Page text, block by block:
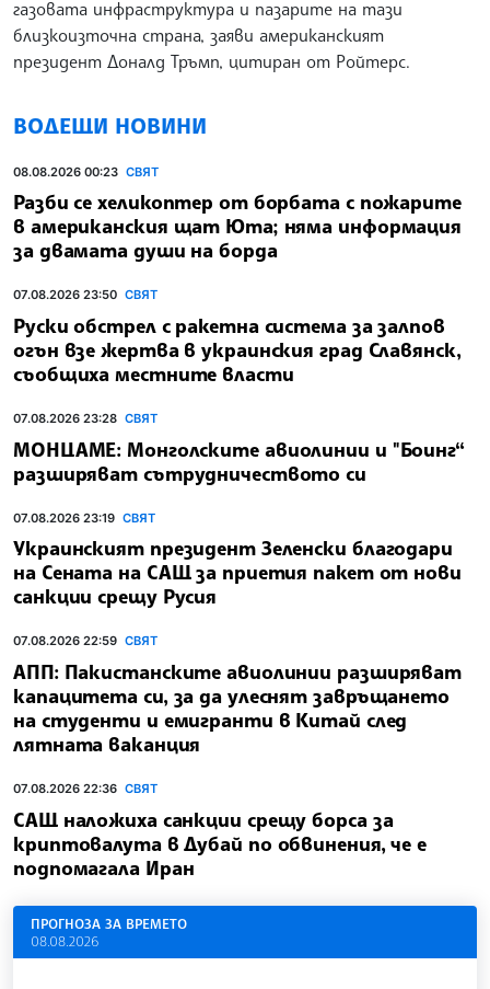
газовата инфраструктура и пазарите на тази
близкоизточна страна, заяви американският
президент Доналд Тръмп, цитиран от Ройтерс.
ВОДЕЩИ НОВИНИ
08.08.2026 00:23 СВЯТ
Разби се хеликоптер от борбата с пожарите
в американския щат Юта; няма информация
за двамата души на борда
07.08.2026 23:50 СВЯТ
Руски обстрел с ракетна система за залпов
огън взе жертва в украинския град Славянск,
съобщиха местните власти
07.08.2026 23:28 СВЯТ
МОНЦАМЕ: Монголските авиолинии и "Боинг“
разширяват сътрудничеството си
07.08.2026 23:19 СВЯТ
Украинският президент Зеленски благодари
на Сената на САЩ за приетия пакет от нови
санкции срещу Русия
07.08.2026 22:59 СВЯТ
АПП: Пакистанските авиолинии разширяват
капацитета си, за да улеснят завръщането
на студенти и емигранти в Китай след
лятната ваканция
07.08.2026 22:36 СВЯТ
САЩ наложиха санкции срещу борса за
криптовалута в Дубай по обвинения, че е
подпомагала Иран
ПРОГНОЗА ЗА ВРЕМЕТО
08.08.2026